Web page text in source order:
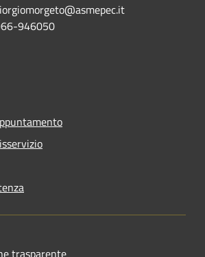
946050
trasparente